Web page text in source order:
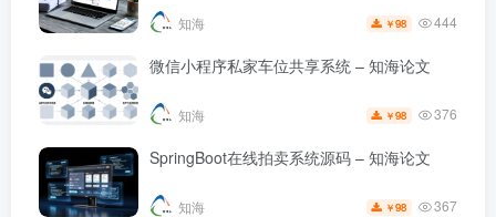
知海 ￥98 444
微信小程序私家车位共享系统 – 知海论文
知海 ￥98 376
SpringBoot在线拍卖系统源码 – 知海论文
知海 ￥98 367